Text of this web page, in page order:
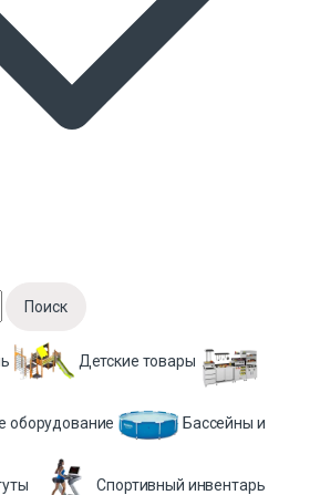
Поиск
Детские товары
оборудование Бассейны и
Спортивный инвентарь